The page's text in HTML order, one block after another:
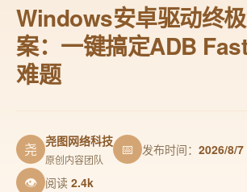
Windows安卓驱动终
案：一键搞定ADB
难题
尧 尧图网络科技
原创内容团队
📅 发布时间： 2026/8/
👁 阅读 2.4k